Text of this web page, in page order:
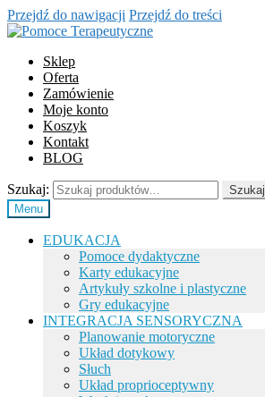
Przejdź do nawigacji Przejdź do treści
Sklep
Oferta
Zamówienie
Moje konto
Koszyk
Kontakt
BLOG
Szukaj:
Szukaj
Menu
EDUKACJA
Pomoce dydaktyczne
Karty edukacyjne
Artykuły szkolne i plastyczne
Gry edukacyjne
INTEGRACJA SENSORYCZNA
Planowanie motoryczne
Układ dotykowy
Słuch
Układ proprioceptywny